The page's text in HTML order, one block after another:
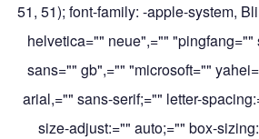
51, 51); font-family: -apple-system,
helvetica="" neue",=""
sans="" gb",="" "microsoft=""
arial,="" sans-serif;="" letter-
size-adjust:="" auto;="" box-